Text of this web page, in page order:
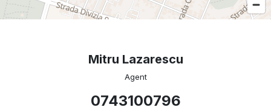
Mitru Lazarescu
Agent
0743100796